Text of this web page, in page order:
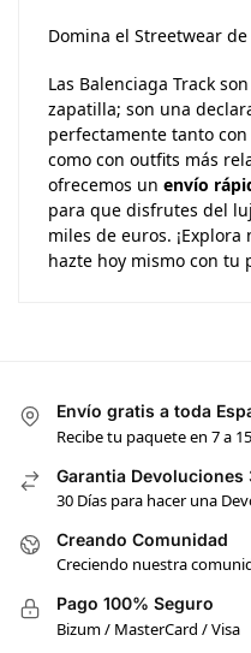
Domina el Streetwear
Las Balenciaga Track
zapatilla; son una
perfectamente tanto
como con outfits más
ofrecemos un envío
para que disfrutes del
miles de euros.
hazte hoy mismo con tu
Envío gratis a toda
Recibe tu paquete en 7 a
Garantia Devoluciones
30 Días para hacer una
Creando Comunidad
Creciendo nuestra
Pago 100% Seguro
Bizum / MasterCard / Visa